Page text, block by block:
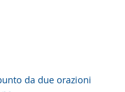
da due orazioni